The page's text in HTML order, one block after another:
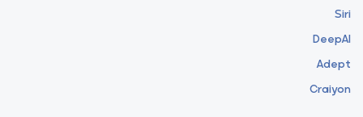
Siri
DeepAI
Adept
Craiyon